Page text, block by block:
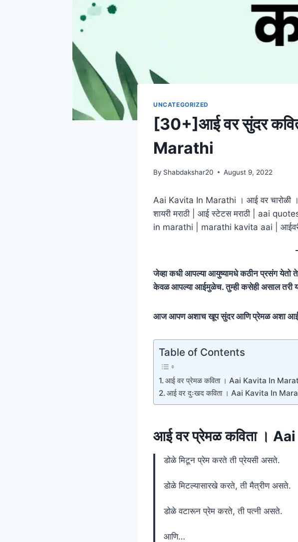
UNCATEGORIZED
[30+]आई वर सुंदर
Marathi
By Shabdakshar20 August 9, 2022
Aai Kavita In Marathi । आई वर चारोळी
शायरी मराठी | आई स्टेटस मराठी | aai
in marathi | marathi kavita aai |
जेव्हा कधी आपल्या आयुष्यामधे कठीन प्रसंग येतो
केवळ आपल्या आईमुळेच. तुम्ही कसेही असाल तरी
आज आपण अशाच खूप सुंदर आणि प्रेमळ अशा आई
Table of Contents
आई वर प्रेमळ कविता । Aai Kavita In
आई वर दुःखद कविता । Aai Kavita In
आई वर प्रेमळ कविता ।
डोळे मिटून प्रेम करते ती प्रेयसी असते.
डोळे मिटल्यासारखे करते, ती मैत्रीण असते.
डोळे वटारून प्रेम करते, ती पत्नी असते.
आणि…